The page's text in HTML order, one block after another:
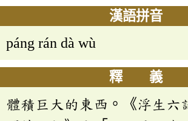
漢語拼音
páng rán dà wù
釋 義
體積巨大的東西。《浮生六